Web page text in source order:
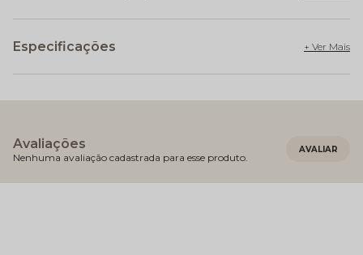
Especificações
Avaliações
Nenhuma avaliação cadastrada para esse produto.